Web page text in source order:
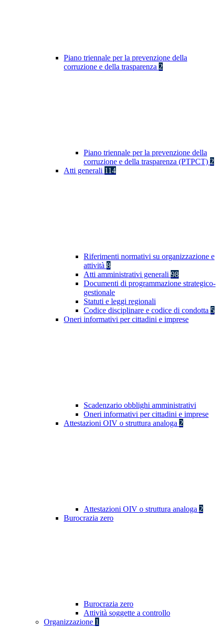
Piano triennale per la prevenzione della
corruzione e della trasparenza 2
Piano triennale per la prevenzione della
corruzione e della trasparenza (PTPCT) 2
Atti generali 114
Riferimenti normativi su organizzazione e
attività 8
Atti amministrativi generali 98
Documenti di programmazione strategico-
gestionale
Statuti e leggi regionali
Codice disciplinare e codice di condotta 5
Oneri informativi per cittadini e imprese
Scadenzario obblighi amministrativi
Oneri informativi per cittadini e imprese
Attestazioni OIV o struttura analoga 2
Attestazioni OIV o struttura analoga 2
Burocrazia zero
Burocrazia zero
Attività soggette a controllo
Organizzazione 1